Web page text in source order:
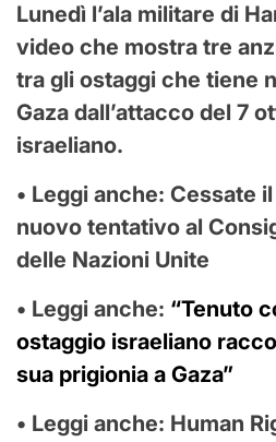
Lunedì l’ala militare di
video che mostra tre
tra gli ostaggi che tiene
Gaza dall’attacco del 7
israeliano.
• Leggi anche: Cessate
nuovo tentativo al
delle Nazioni Unite
• Leggi anche: “Tenuto
ostaggio israeliano
sua prigionia a Gaza”
• Leggi anche: Human